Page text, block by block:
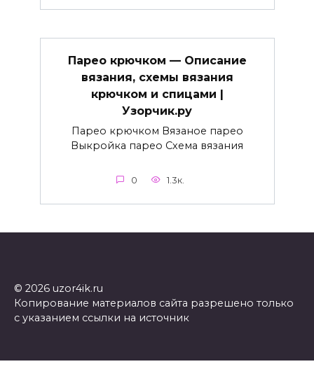
Парео крючком — Описание
вязания, схемы вязания
крючком и спицами |
Узорчик.ру
Парео крючком Вязаное парео
Выкройка парео Схема вязания
0 1.3к.
© 2026 uzor4ik.ru
Копирование материалов сайта разрешено только
с указанием ссылки на источник